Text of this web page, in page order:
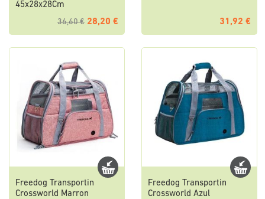
45x28x28Cm
36,60 € 28,20 € 31,92 €
Freedog Transportin
Crossworld Marron
Freedog Transportin
Crossworld Azul